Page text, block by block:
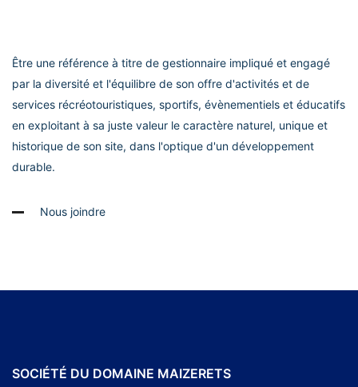
Être une référence à titre de gestionnaire impliqué et engagé
par la diversité et l'équilibre de son offre d'activités et de
services récréotouristiques, sportifs, évènementiels et éducatifs
en exploitant à sa juste valeur le caractère naturel, unique et
historique de son site, dans l'optique d'un développement
durable.
Nous joindre
SOCIÉTÉ DU DOMAINE MAIZERETS